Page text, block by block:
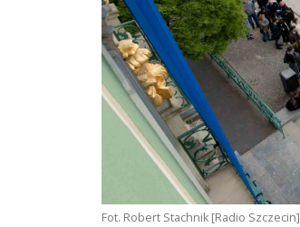
Fot. Robert Stachnik [Radio Szczecin]